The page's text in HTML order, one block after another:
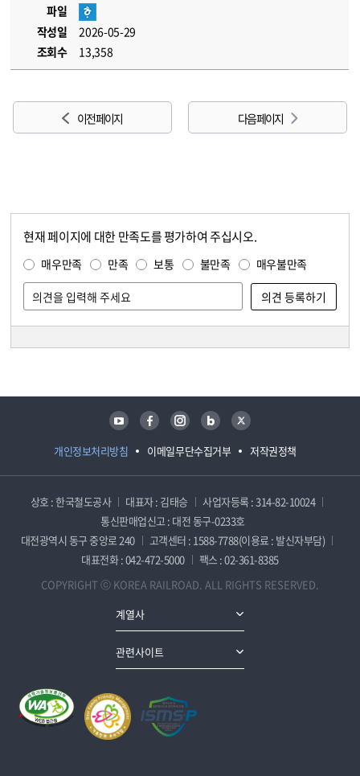
파일
작성일
2026-05-29
조회수
13,358
이전 페이지 다음 페이지
현재 페이지에 대한 만족도를 평가하여 주십시오.
매우만족 만족 보통 불만족 매우불만족
개인정보처리방침 이메일무단수집거부 저작권정책
유튜브 페이스북 인스타그램 블로그 트위터
상호 : 한국철도공사 대표자 : 김태승
사업자등록 : 314-82-10024
통신판매업신고 : 대전 동구-0233호
대전광역시 동구 중앙로 240
고객센터 : 1588-7788(이용료 : 발신자부담)
대표전화 : 042-472-5000
팩스 : 02-361-8385
COPYRIGHT ⓒ KOREA RAILROAD. ALL RIGHTS RESERVED.
계열사
관련사이트